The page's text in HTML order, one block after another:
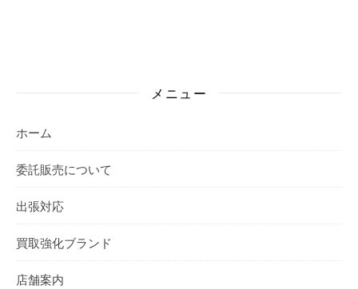
メニュー
ホーム
委託販売について
出張対応
買取強化ブランド
店舗案内